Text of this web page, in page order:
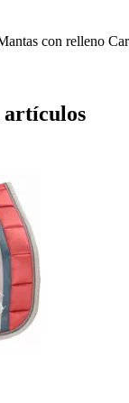
con relleno
artículos